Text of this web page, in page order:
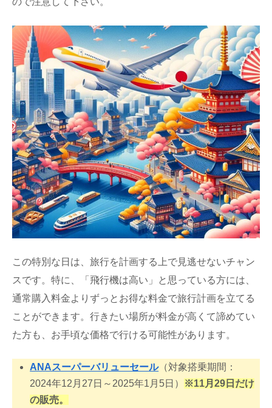
この特別な日は、旅行を計画する上で見逃せないチャン
スです。特に、「飛行機は高い」と思っている方には、
通常購入料金よりずっとお得な料金で旅行計画を立てる
ことができます。行きたい場所が料金が高くて諦めてい
た方も、お手頃な価格で行ける可能性があります。
ANAスーパーバリューセール（対象搭乗期間：
2024年12月27日～2025年1月5日）
※11月29日だけ
の販売。